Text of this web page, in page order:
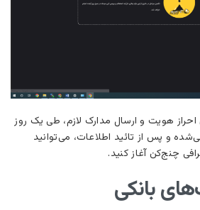
هویت و ارسال مدارک لازم، طی یک روز
و پس از تائید اطلاعات، می‌توانید
چنج‌کن آغاز کنید.
بانکی